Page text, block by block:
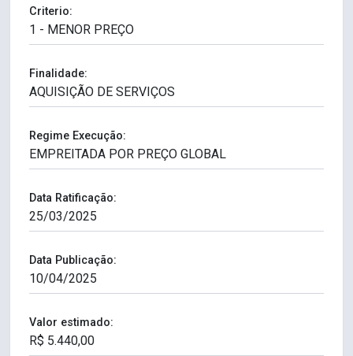
Criterio:
Finalidade:
Regime Execução:
Data Ratificação:
Data Publicação:
Valor estimado: